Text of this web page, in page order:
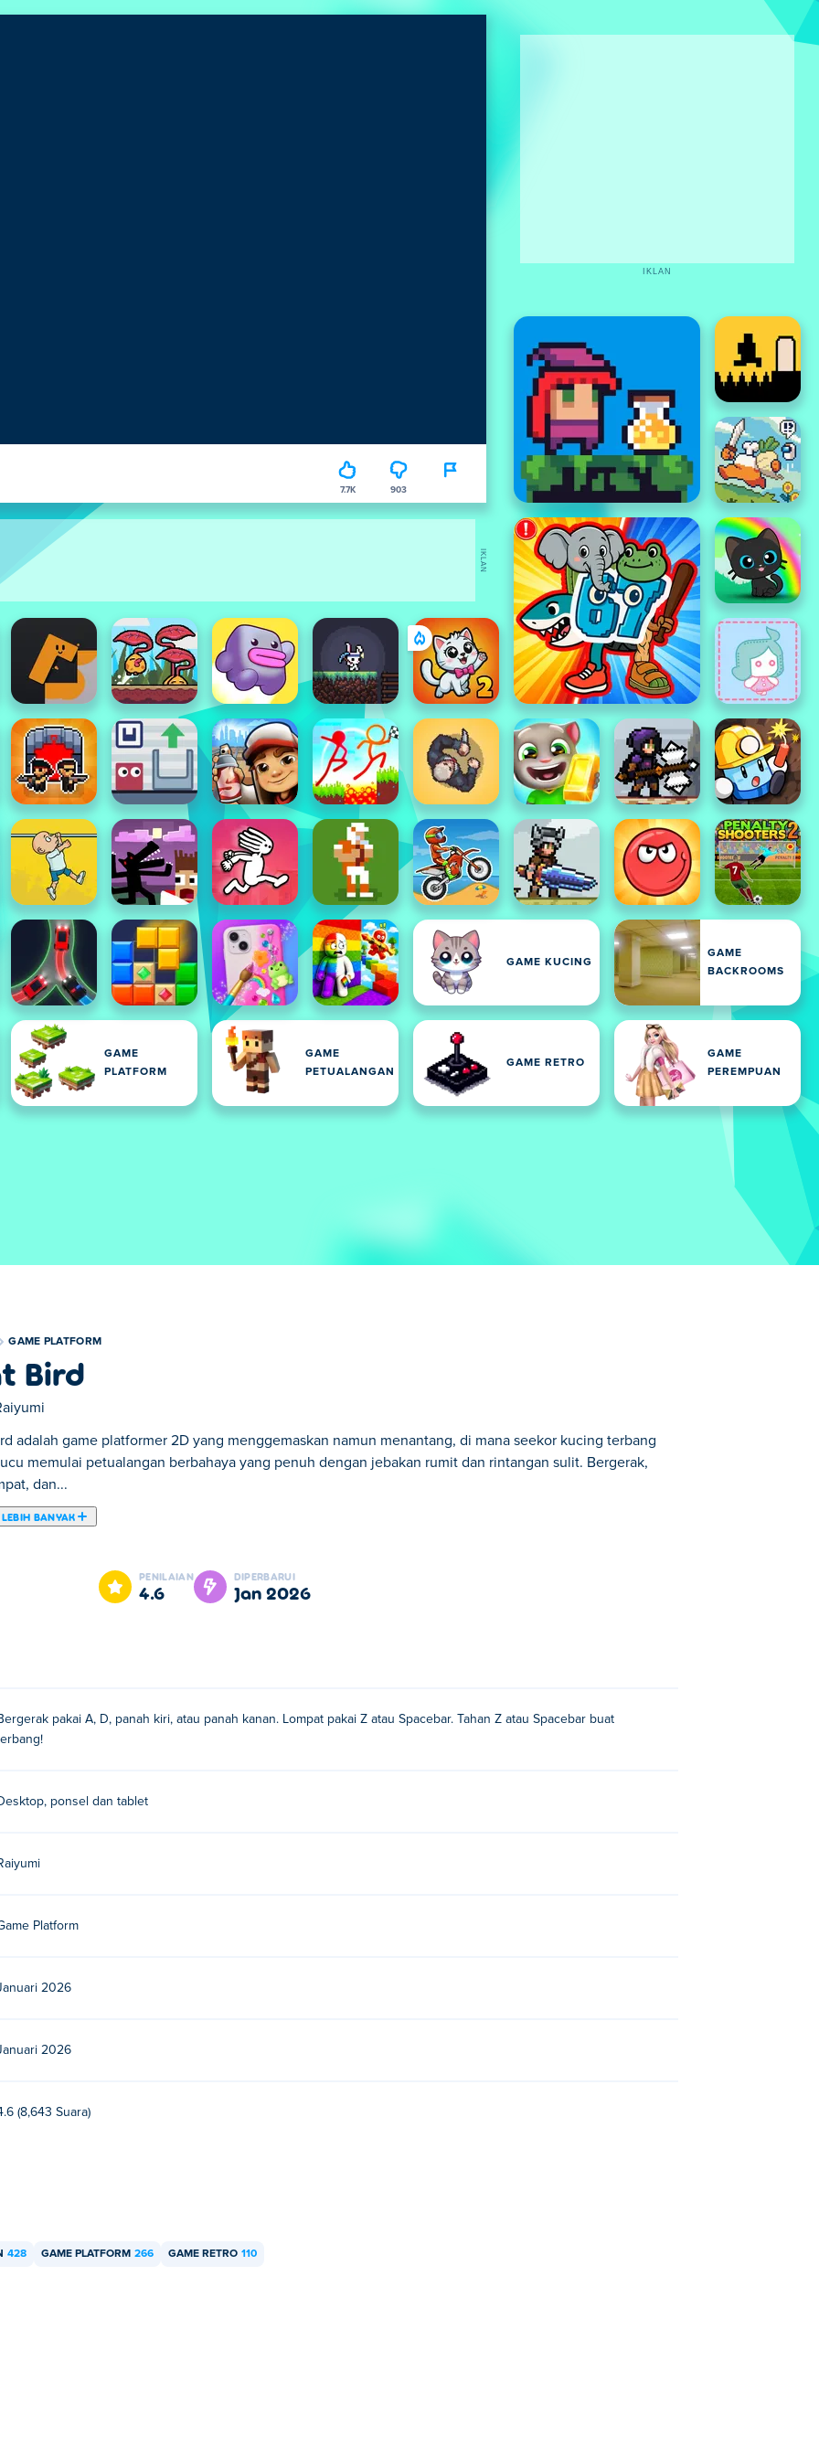
7.7K 903
GAME KUCING
GAME
BACKROOMS
GAME
PLATFORM
GAME
PETUALANGAN
GAME RETRO
GAME
PEREMPUAN
IKLAN
IKLAN
GAME PLATFORM
Bird
adalah game platformer 2D yang menggemaskan namun menantang, di mana seekor kucing terbang
memulai petualangan berbahaya yang penuh dengan jebakan rumit dan rintangan sulit. Bergerak,
dan...
BANYAK
namun menantang, di mana seekor kucing terbang yang lucu memulai petualangan
keputusan cepatmu di setiap kesempatan. Meskipun terlihat lucu, perjalanan ini tidak akan
aman melewati dunianya yang berbahaya?
secara gratis?
seluler seperti ponsel dan tablet.
PENILAIAN
4.6
DIPERBARUI
Jan 2026
pakai A, D, panah kiri, atau panah kanan. Lompat pakai Z atau Spacebar. Tahan Z atau Spacebar buat
ponsel dan tablet
Platform
2026
2026
(8,643 Suara)
428 GAME PLATFORM 266 GAME RETRO 110